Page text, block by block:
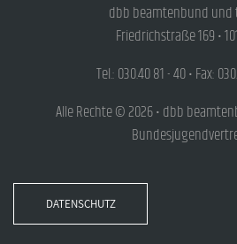
dbb beamtenbund
Friedrichstraße 169 •
Tel.: 030.40 81 - 40 • Fax:
Alle Rechte © 2026 • dbb
DATENSCHUTZ